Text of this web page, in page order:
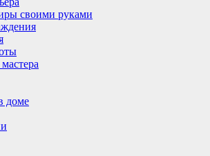
своими руками
доме